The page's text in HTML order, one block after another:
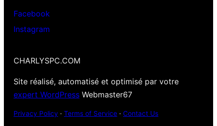
Facebook
Instagram
CHARLYSPC.COM
Site réalisé, automatisé et optimisé par votre
expert WordPress Webmaster67
Privacy Policy · Terms of Service · Contact Us